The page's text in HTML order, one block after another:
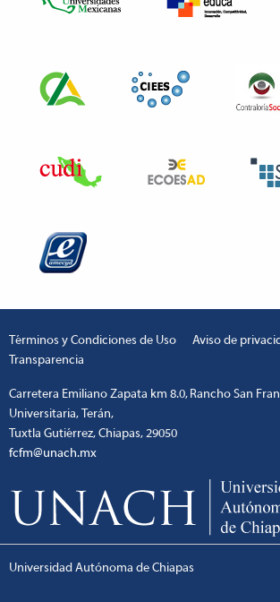
Términos y Condiciones de Uso
Aviso de
Transparencia
Carretera Emiliano Zapata km 8.0, Rancho San
Universitaria, Terán,
Tuxtla Gutiérrez, Chiapas, 29050
fcfm@unach.mx
Universidad Autónoma de Chiapas